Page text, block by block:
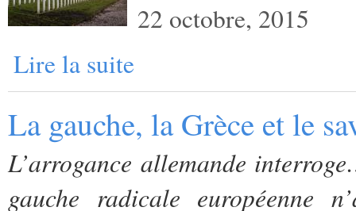
22 octobre, 2015
Lire la suite
La gauche, la Grèce et le
L’arrogance allemande
gauche radicale européenne